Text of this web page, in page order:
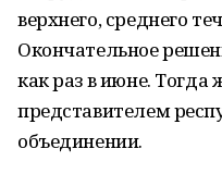
верхнего, среднего
Окончательное
как раз в июне. Тогда
представителем
объединении.